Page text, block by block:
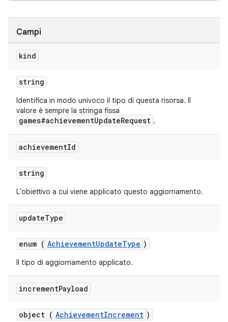
Campi
kind
string
Identifica in modo univoco il tipo di questa risorsa. Il
valore è sempre la stringa fissa
games#achievementUpdateRequest .
achievementId
string
L'obiettivo a cui viene applicato questo aggiornamento.
updateType
enum ( AchievementUpdateType )
Il tipo di aggiornamento applicato.
incrementPayload
object ( AchievementIncrement )